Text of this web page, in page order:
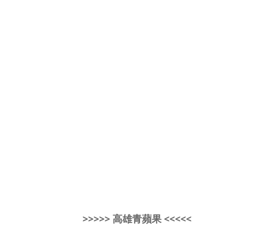
>>>>> 高雄青蘋果 <<<<<